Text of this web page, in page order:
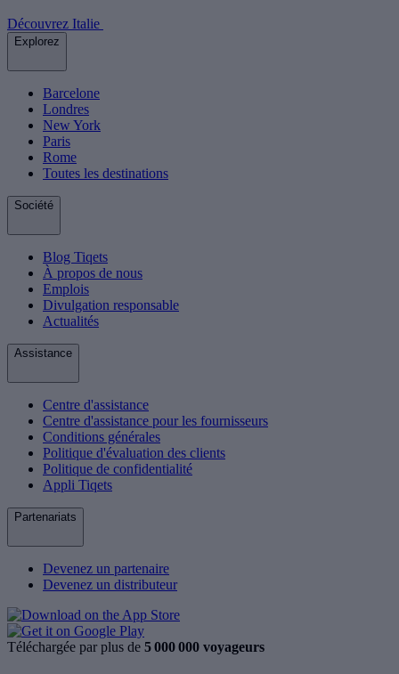
Découvrez Italie
Explorez
Barcelone
Londres
New York
Paris
Rome
Toutes les destinations
Société
Blog Tiqets
À propos de nous
Emplois
Divulgation responsable
Actualités
Assistance
Centre d'assistance
Centre d'assistance pour les fournisseurs
Conditions générales
Politique d'évaluation des clients
Politique de confidentialité
Appli Tiqets
Partenariats
Devenez un partenaire
Devenez un distributeur
Téléchargée par plus de 5 000 000 voyageurs